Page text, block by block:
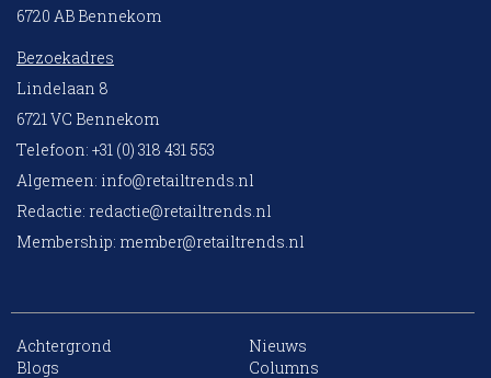
6720 AB Bennekom
Bezoekadres
Lindelaan 8
6721 VC Bennekom
Telefoon: +31 (0) 318 431 553
Algemeen: info@retailtrends.nl
Redactie: redactie@retailtrends.nl
Membership: member@retailtrends.nl
Achtergrond
Nieuws
Blogs
Columns
10 collega’s